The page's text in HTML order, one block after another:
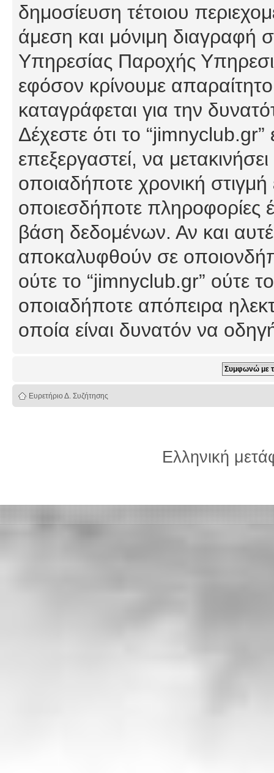
δημοσίευση τέτοιου
άμεση και μόνιμη διαγραφή
Υπηρεσίας Παροχής
εφόσον κρίνουμε
καταγράφεται για την
Δέχεστε ότι το
επεξεργαστεί, να
οποιαδήποτε χρονική στιγμή
οποιεσδήποτε πληροφορίες
βάση δεδομένων. Αν και
αποκαλυφθούν σε
ούτε το “jimnyclub.gr” ούτε
οποιαδήποτε απόπειρα
οποία είναι δυνατόν να
Ευρετήριο Δ. Συζήτησης
Ελληνική